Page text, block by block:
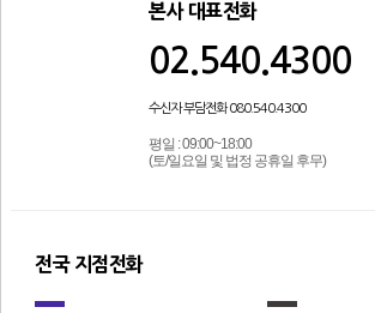
본사 대표전화
02.540.4300
수신자 부담전화 080.540.4300
평일 : 09:00~18:00
(토/일요일 및 법정 공휴일 후무)
전국 지점전화